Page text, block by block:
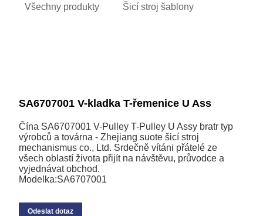
Všechny produkty Šicí stroj šablony
SA6707001 V-kladka T-řemenice U Ass
Čína SA6707001 V-Pulley T-Pulley U Assy bratr typ
výrobců a továrna - Zhejiang suote šicí stroj
mechanismus co., Ltd. Srdečně vítáni přátelé ze
všech oblastí života přijít na návštěvu, průvodce a
vyjednávat obchod.
Modelka:SA6707001
Odeslat dotaz